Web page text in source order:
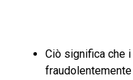
Ciò significa che